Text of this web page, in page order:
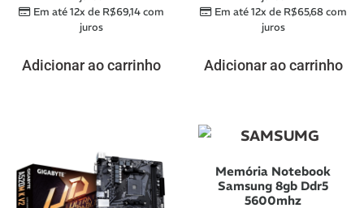
Em até 12x de R$69,14com
juros
Adicionar ao carrinho
Em até 12x de R$65,68com
juros
Adicionar ao carrinho
Memória Notebook
Samsung 8gb Ddr5
5600mhz